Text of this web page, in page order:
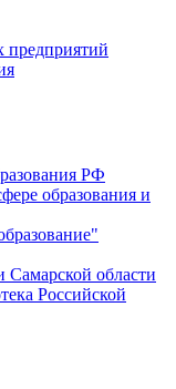
РФ
образования и
Самарской области
Российской